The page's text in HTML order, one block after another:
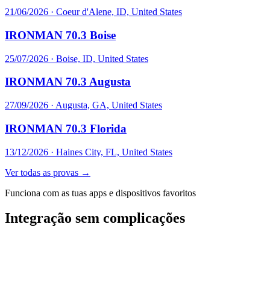
21/06/2026 · Coeur d'Alene, ID, United States
IRONMAN 70.3 Boise
25/07/2026 · Boise, ID, United States
IRONMAN 70.3 Augusta
27/09/2026 · Augusta, GA, United States
IRONMAN 70.3 Florida
13/12/2026 · Haines City, FL, United States
Ver todas as provas →
Funciona com as tuas apps e dispositivos favoritos
Integração sem complicações